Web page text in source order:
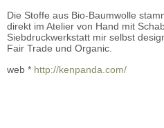
Die Stoffe aus Bio-Baumwolle
direkt im Atelier von Hand mit
Siebdruckwerkstatt mir selbst
Fair Trade und Organic.
web * http://kenpanda.com/